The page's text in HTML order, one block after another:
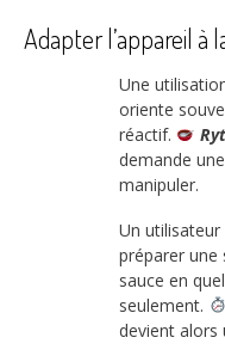
Adapter l’appareil à
Une
oriente
réactif.
demande
manipuler.
Un
préparer une
sauce en
seulement.
devient alors